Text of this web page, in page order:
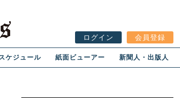
ログイン 会員登録
ケジュール 紙面ビューアー 新聞人・出版人